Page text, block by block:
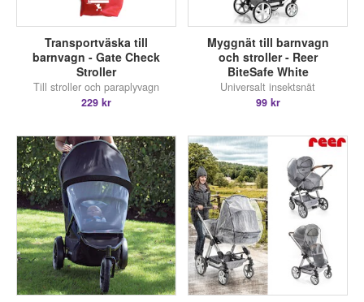
Transportväska till
barnvagn - Gate Check
Stroller
Till stroller och paraplyvagn
229 kr
Myggnät till barnvagn
och stroller - Reer
BiteSafe White
Universalt insektsnät
99 kr